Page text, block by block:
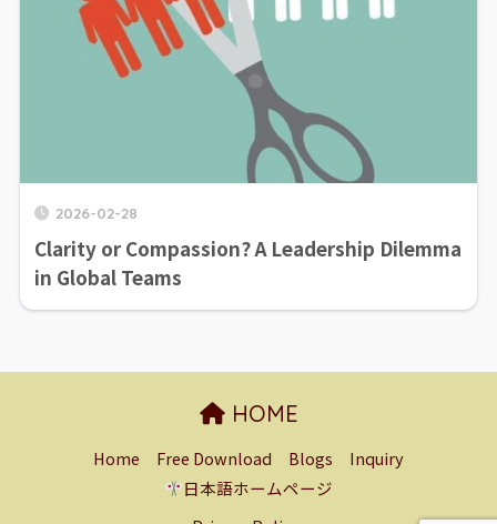
2026-02-28
Clarity or Compassion? A Leadership Dilemma
in Global Teams
HOME
Home Free Download Blogs
Inquiry
日本語ホームページ